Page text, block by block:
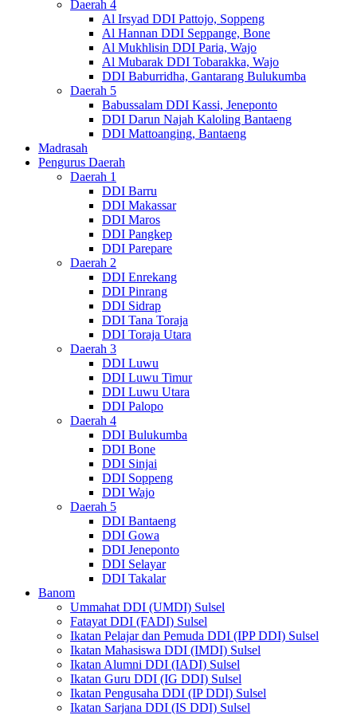
Daerah 4
Al Irsyad DDI Pattojo, Soppeng
Al Hannan DDI Seppange, Bone
Al Mukhlisin DDI Paria, Wajo
Al Mubarak DDI Tobarakka, Wajo
DDI Baburridha, Gantarang Bulukumba
Daerah 5
Babussalam DDI Kassi, Jeneponto
DDI Darun Najah Kaloling Bantaeng
DDI Mattoanging, Bantaeng
Madrasah
Pengurus Daerah
Daerah 1
DDI Barru
DDI Makassar
DDI Maros
DDI Pangkep
DDI Parepare
Daerah 2
DDI Enrekang
DDI Pinrang
DDI Sidrap
DDI Tana Toraja
DDI Toraja Utara
Daerah 3
DDI Luwu
DDI Luwu Timur
DDI Luwu Utara
DDI Palopo
Daerah 4
DDI Bulukumba
DDI Bone
DDI Sinjai
DDI Soppeng
DDI Wajo
Daerah 5
DDI Bantaeng
DDI Gowa
DDI Jeneponto
DDI Selayar
DDI Takalar
Banom
Ummahat DDI (UMDI) Sulsel
Fatayat DDI (FADI) Sulsel
Ikatan Pelajar dan Pemuda DDI (IPP DDI) Sulsel
Ikatan Mahasiswa DDI (IMDI) Sulsel
Ikatan Alumni DDI (IADI) Sulsel
Ikatan Guru DDI (IG DDI) Sulsel
Ikatan Pengusaha DDI (IP DDI) Sulsel
Ikatan Sarjana DDI (IS DDI) Sulsel